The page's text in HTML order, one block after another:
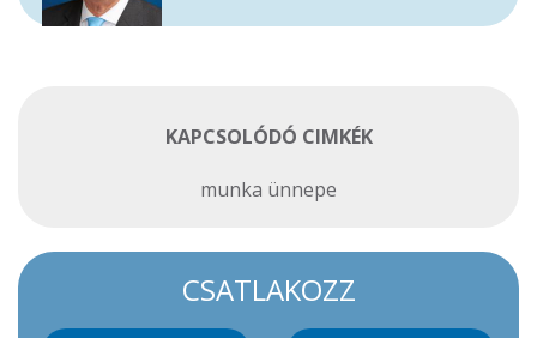
KAPCSOLÓDÓ CIMKÉK
munka ünnepe
CSATLAKOZZ